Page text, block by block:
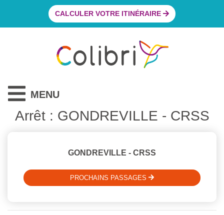
CALCULER VOTRE ITINÉRAIRE
MENU
Arrêt : GONDREVILLE - CRSS
GONDREVILLE - CRSS
PROCHAINS PASSAGES